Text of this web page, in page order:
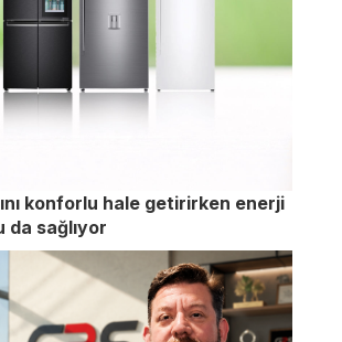
konforlu hale getirirken enerji
sağlıyor